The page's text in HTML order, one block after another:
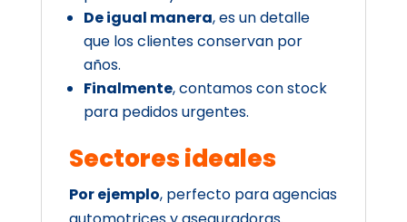
De igual manera, es un detalle
que los clientes conservan por
años.
Finalmente, contamos con stock
para pedidos urgentes.
Sectores ideales
Por ejemplo, perfecto para agencias